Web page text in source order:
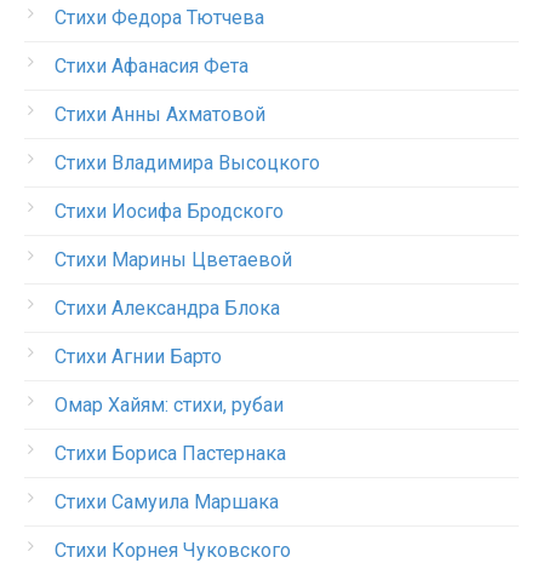
Стихи Федора Тютчева
Стихи Афанасия Фета
Стихи Анны Ахматовой
Стихи Владимира Высоцкого
Стихи Иосифа Бродского
Стихи Марины Цветаевой
Стихи Александра Блока
Стихи Агнии Барто
Омар Хайям: стихи, рубаи
Стихи Бориса Пастернака
Стихи Самуила Маршака
Стихи Корнея Чуковского